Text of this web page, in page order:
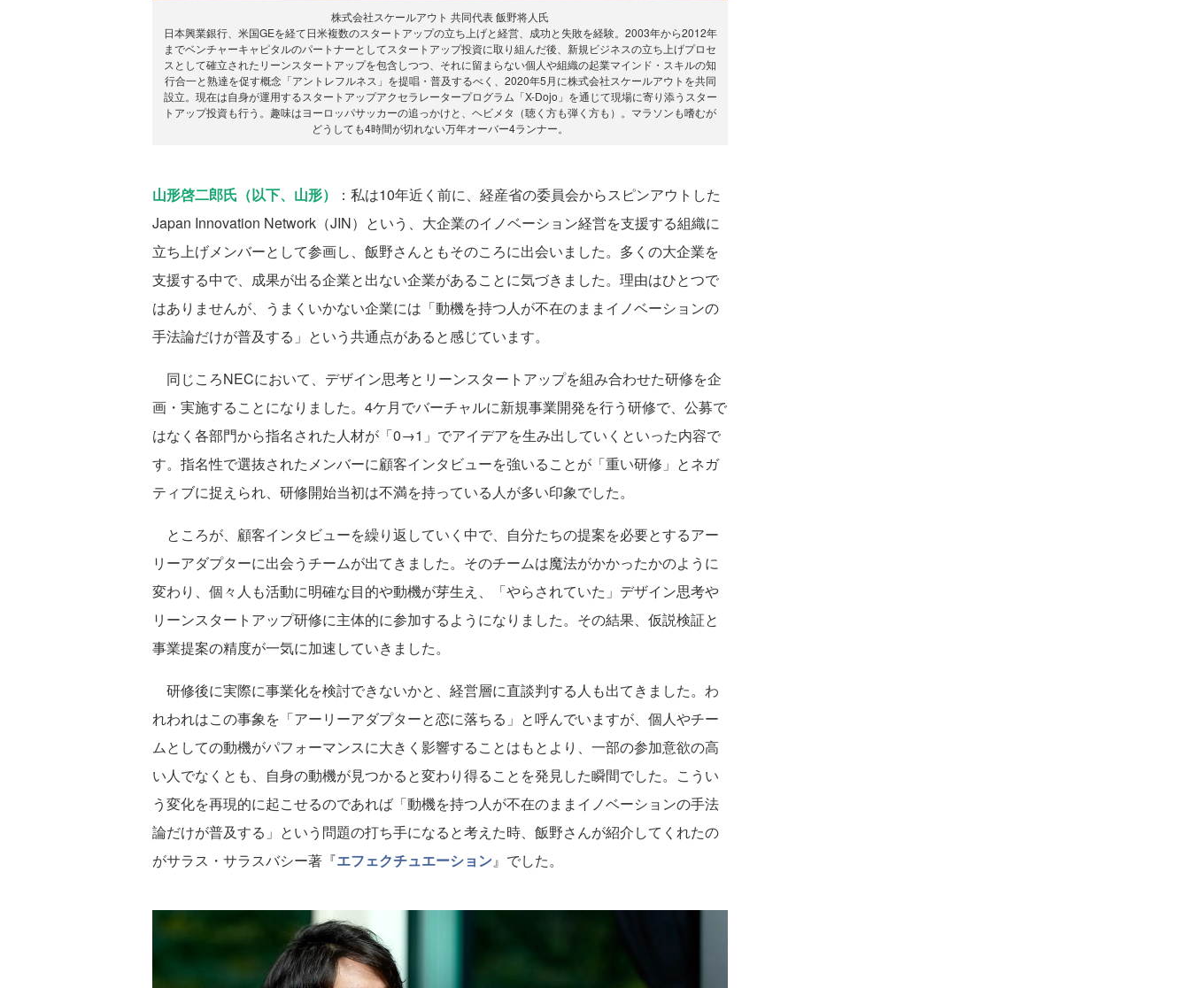
株式会社スケールアウト 共同代表 飯野将人氏
日本興業銀行、米国GEを経て日米複数のスタートアップの立ち上げと経営、成功と失敗を経験。2003年から2012年
までベンチャーキャピタルのパートナーとしてスタートアップ投資に取り組んだ後、新規ビジネスの立ち上げプロセ
スとして確立されたリーンスタートアップを包含しつつ、それに留まらない個人や組織の起業マインド・スキルの知
行合一と熟達を促す概念「アントレフルネス」を提唱・普及するべく、2020年5月に株式会社スケールアウトを共同
設立。現在は自身が運用するスタートアップアクセラレータープログラム「X-Dojo」を通じて現場に寄り添うスター
トアップ投資も行う。趣味はヨーロッパサッカーの追っかけと、ヘビメタ（聴く方も弾く方も）。マラソンも嗜むが
どうしても4時間が切れない万年オーバー4ランナー。
山形啓二郎氏（以下、山形）
：私は10年近く前に、経産省の委員会からスピンアウトした
Japan Innovation Network（JIN）という、大企業のイノベーション経営を支援する組織に
立ち上げメンバーとして参画し、飯野さんともそのころに出会いました。多くの大企業を
支援する中で、成果が出る企業と出ない企業があることに気づきました。理由はひとつで
はありませんが、うまくいかない企業には「動機を持つ人が不在のままイノベーションの
手法論だけが普及する」という共通点があると感じています。
同じころNECにおいて、デザイン思考とリーンスタートアップを組み合わせた研修を企
画・実施することになりました。4ケ月でバーチャルに新規事業開発を行う研修で、公募で
はなく各部門から指名された人材が「0→1」でアイデアを生み出していくといった内容で
す。指名性で選抜されたメンバーに顧客インタビューを強いることが「重い研修」とネガ
ティブに捉えられ、研修開始当初は不満を持っている人が多い印象でした。
ところが、顧客インタビューを繰り返していく中で、自分たちの提案を必要とするアー
リーアダプターに出会うチームが出てきました。そのチームは魔法がかかったかのように
変わり、個々人も活動に明確な目的や動機が芽生え、「やらされていた」デザイン思考や
リーンスタートアップ研修に主体的に参加するようになりました。その結果、仮説検証と
事業提案の精度が一気に加速していきました。
研修後に実際に事業化を検討できないかと、経営層に直談判する人も出てきました。わ
れわれはこの事象を「アーリーアダプターと恋に落ちる」と呼んでいますが、個人やチー
ムとしての動機がパフォーマンスに大きく影響することはもとより、一部の参加意欲の高
い人でなくとも、自身の動機が見つかると変わり得ることを発見した瞬間でした。こうい
う変化を再現的に起こせるのであれば「動機を持つ人が不在のままイノベーションの手法
論だけが普及する」という問題の打ち手になると考えた時、飯野さんが紹介してくれたの
がサラス・サラスバシー著『エフェクチュエーション』でした。